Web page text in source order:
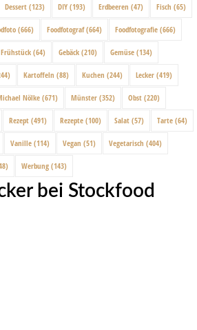
Dessert (123) DIY (193) Erdbeeren (47) Fisch (65)
(666) Foodfotograf(664) Foodfotografie (666)
Frühstück (64) Gebäck (210) Gemüse (134)
Kartoffeln (88) Kuchen (244) Lecker (419)
Nölke (671) Münster (352) Obst (220)
Rezept (491) Rezepte (100) Salat (57) Tarte (64)
Vanille (114) Vegan (51) Vegetarisch (404)
Werbung (143)
bei Stockfood